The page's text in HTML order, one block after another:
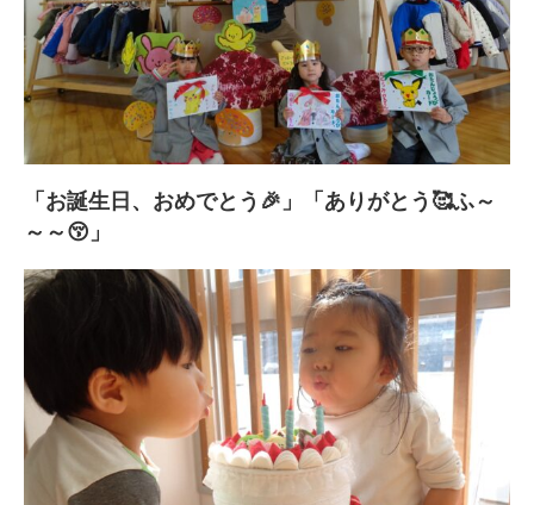
「お誕生日、おめでとう🎉」「ありがとう🥰ふ～
～～😚」